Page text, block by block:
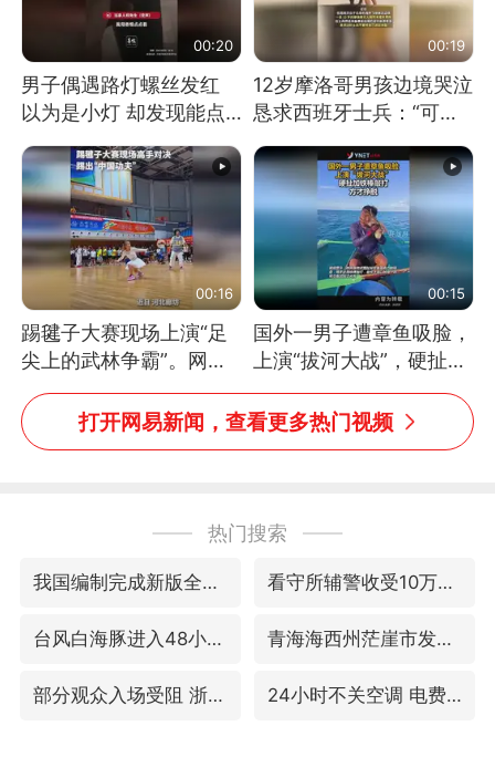
00:20
男子偶遇路灯螺丝发红
以为是小灯 却发现能点
燃香烟 当事人：已报警
处理
00:19
12岁摩洛哥男孩边境哭泣
恳求西班牙士兵：“可不
可以不要把我遣返回国”
00:16
踢毽子大赛现场上演“足
尖上的武林争霸”。网
友：这哪是踢毽子，分明
是武侠片现场！#睡个好
觉
00:15
国外一男子遭章鱼吸脸，
上演“拔河大战”，硬扯加
铁棒敲打方才挣脱
打开网易新闻，查看更多热门视频
热门搜索
我国编制完成新版全月地质图 看守所辅警收受10万获刑1年
台风白海豚进入48小时警戒线 青海海西州茫崖市发生3.1级地震
部分观众入场受阻 浙江省博物馆致歉 24小时不关空调 电费会更低吗